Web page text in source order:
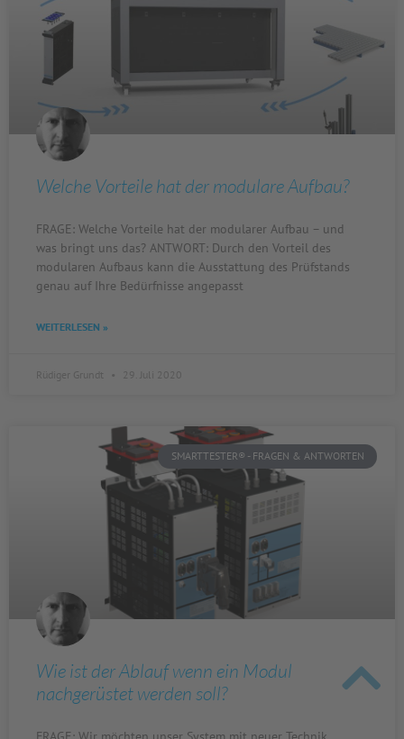
Welche Vorteile hat der modulare Aufbau?
FRAGE: Welche Vorteile hat der modularer Aufbau – und
was bringt uns das? ANTWORT: Durch den Vorteil des
modularen Aufbaus kann die Ausstattung des Prüfstands
genau auf Ihre Bedürfnisse angepasst
WEITERLESEN »
Rüdiger Grundt 29. Juli 2020
SMARTTESTER® - FRAGEN & ANTWORTEN
Wie ist der Ablauf wenn ein Modul
nachgerüstet werden soll?